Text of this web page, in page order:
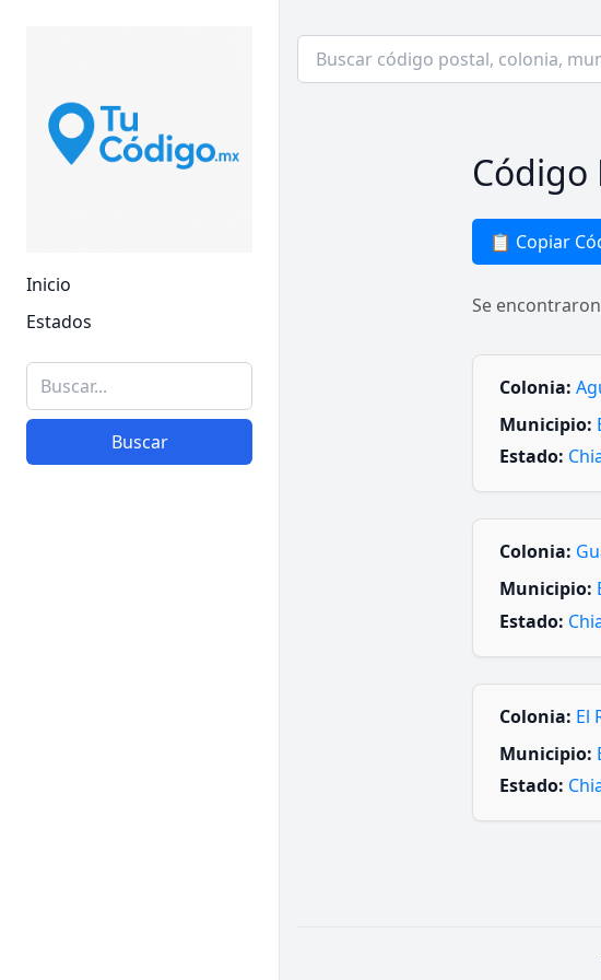
Inicio
Estados
Buscar
Código
📋 Copiar
Se encontraron
Colonia:
Municipio:
Estado:
Colonia:
Municipio:
Estado:
Colonia: El
Municipio:
Estado: